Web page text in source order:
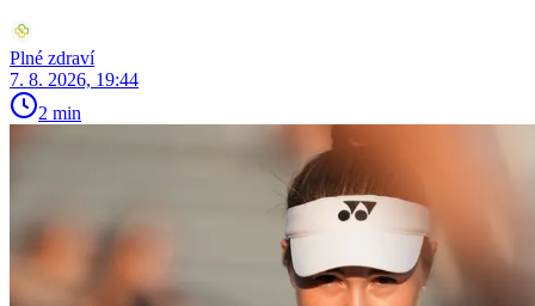
Plné zdraví
7. 8. 2026, 19:44
2 min